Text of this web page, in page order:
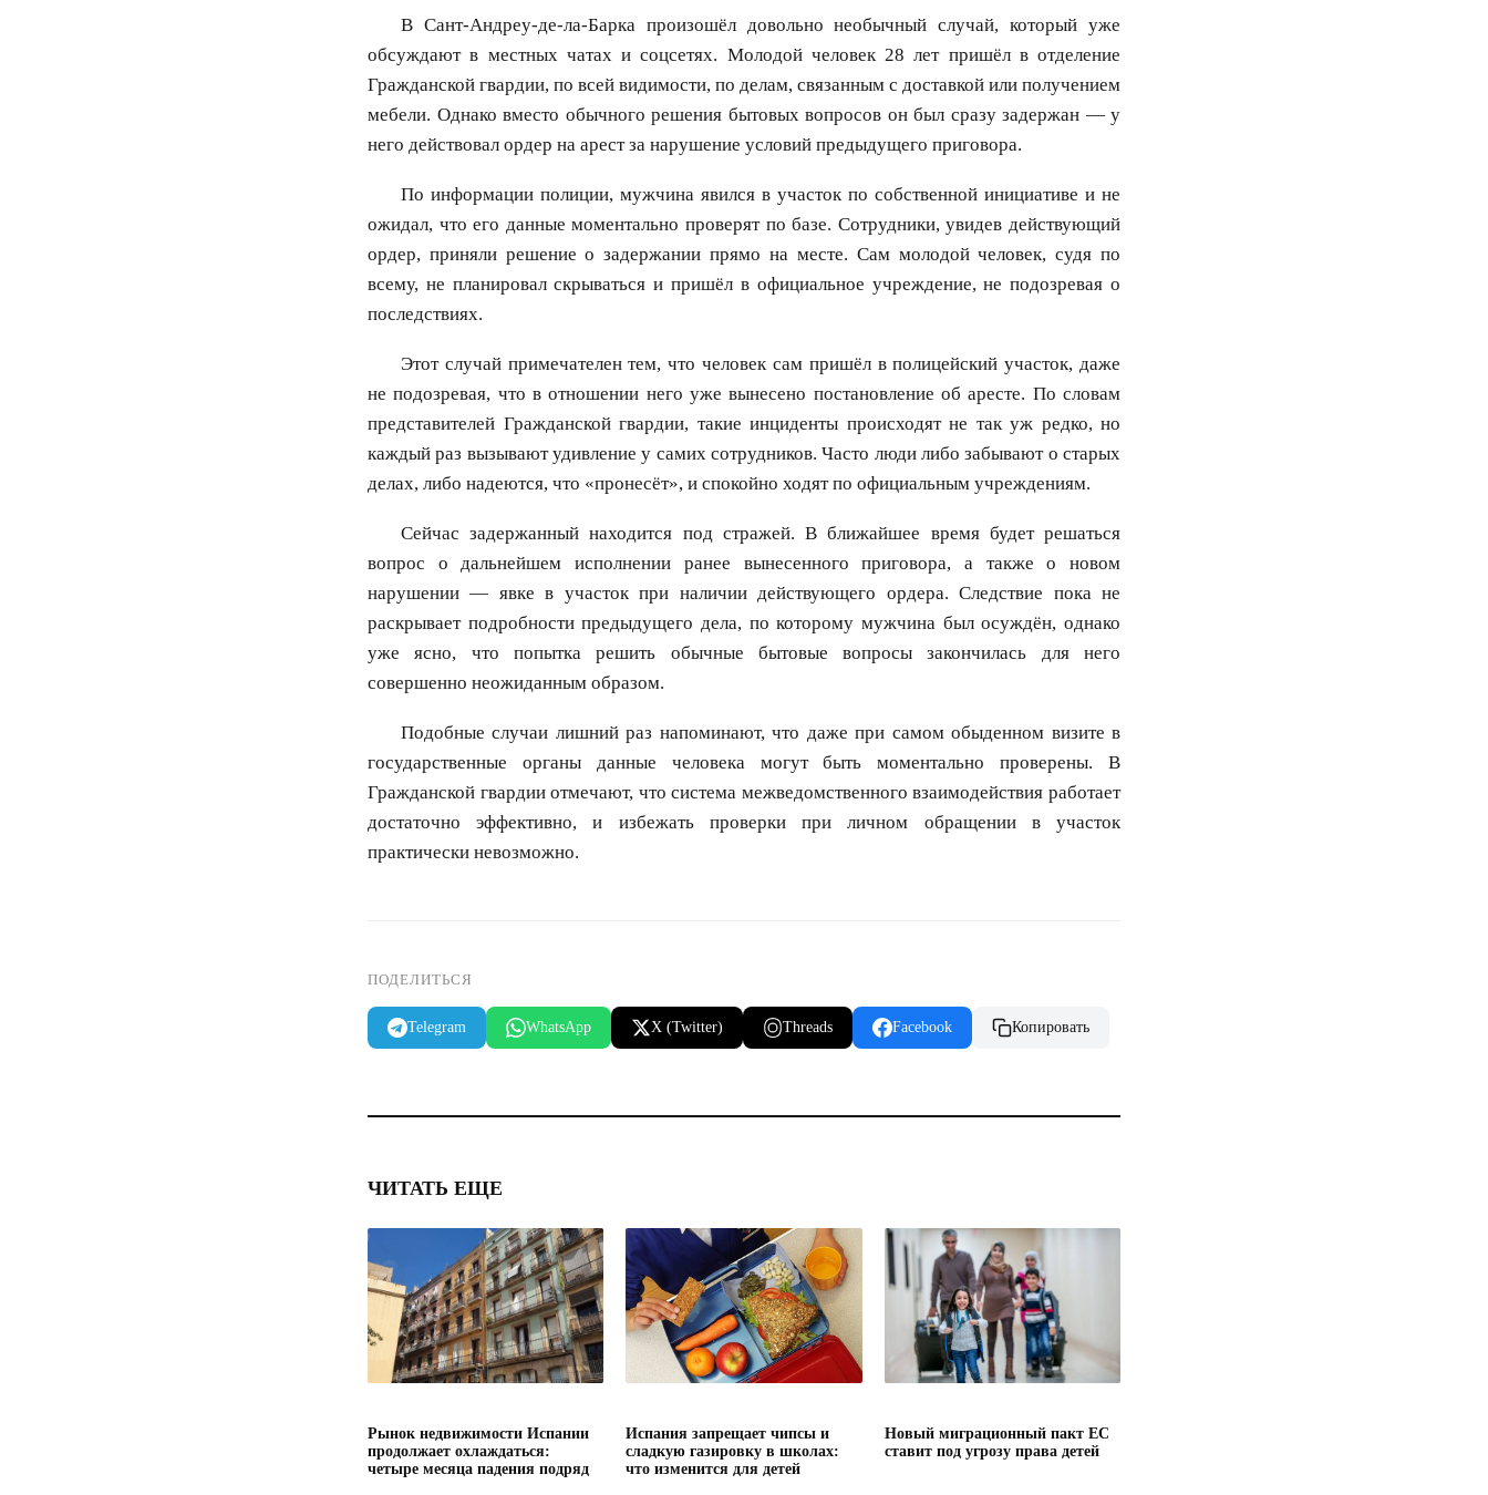
В Сант-Андреу-де-ла-Барка произошёл довольно необычный случай, который уже
обсуждают в местных чатах и соцсетях. Молодой человек 28 лет пришёл в отделение
Гражданской гвардии, по всей видимости, по делам, связанным с доставкой или получением
мебели. Однако вместо обычного решения бытовых вопросов он был сразу задержан — у
него действовал ордер на арест за нарушение условий предыдущего приговора.
По информации полиции, мужчина явился в участок по собственной инициативе и не
ожидал, что его данные моментально проверят по базе. Сотрудники, увидев действующий
ордер, приняли решение о задержании прямо на месте. Сам молодой человек, судя по
всему, не планировал скрываться и пришёл в официальное учреждение, не подозревая о
последствиях.
Этот случай примечателен тем, что человек сам пришёл в полицейский участок, даже
не подозревая, что в отношении него уже вынесено постановление об аресте. По словам
представителей Гражданской гвардии, такие инциденты происходят не так уж редко, но
каждый раз вызывают удивление у самих сотрудников. Часто люди либо забывают о старых
делах, либо надеются, что «пронесёт», и спокойно ходят по официальным учреждениям.
Сейчас задержанный находится под стражей. В ближайшее время будет решаться
вопрос о дальнейшем исполнении ранее вынесенного приговора, а также о новом
нарушении — явке в участок при наличии действующего ордера. Следствие пока не
раскрывает подробности предыдущего дела, по которому мужчина был осуждён, однако
уже ясно, что попытка решить обычные бытовые вопросы закончилась для него
совершенно неожиданным образом.
Подобные случаи лишний раз напоминают, что даже при самом обыденном визите в
государственные органы данные человека могут быть моментально проверены. В
Гражданской гвардии отмечают, что система межведомственного взаимодействия работает
достаточно эффективно, и избежать проверки при личном обращении в участок
практически невозможно.
ПОДЕЛИТЬСЯ
Telegram WhatsApp X (Twitter) Threads Facebook Копировать
ЧИТАТЬ ЕЩЕ
Рынок недвижимости Испании
продолжает охлаждаться:
четыре месяца падения подряд
Испания запрещает чипсы и
сладкую газировку в школах:
что изменится для детей
Новый миграционный пакт ЕС
ставит под угрозу права детей